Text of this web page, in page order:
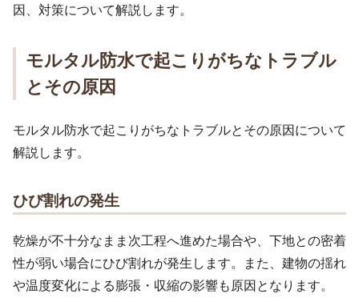
因、対策について解説します。
モルタル防水で起こりがちなトラブル
とその原因
モルタル防水で起こりがちなトラブルとその原因について
解説します。
ひび割れの発生
乾燥が不十分なまま次工程へ進めた場合や、下地との密着
性が弱い場合にひび割れが発生します。また、建物の揺れ
や温度変化による膨張・収縮の影響も原因となります。